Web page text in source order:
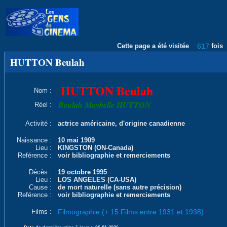
Cette page a été visitée 617 fois
HUTTON Beulah
Nom : HUTTON Beulah
Réel : Beulah Maybelle HUTTON
Activité : actrice américaine, d'origine canadienne
Naissance :
10 mai 1909
Lieu :
KINGSTON (ON-Canada)
Reférence :
voir bibliographie et remerciements
Décès :
19 octobre 1995
Lieu :
LOS ANGELES (CA-USA)
Cause :
de mort naturelle (sans autre précision)
Reférence :
voir bibliographie et remerciements
Films : Filmographie (+ 15 Films entre 1931 et 1938)